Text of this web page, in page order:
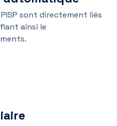
sont directement liés
ainsi le